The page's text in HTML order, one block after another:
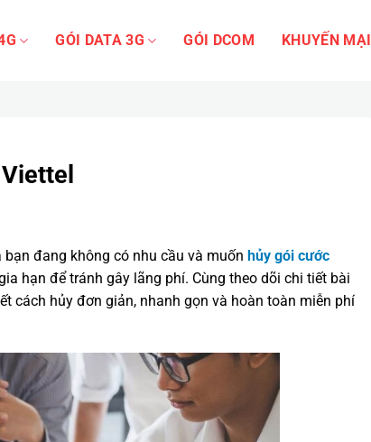
GÓI DATA 3G GÓI DCOM KHUYẾN MẠI
đang không có nhu cầu và muốn hủy gói cước
hạn để tránh gây lãng phí. Cùng theo dõi chi tiết bài
cách hủy đơn giản, nhanh gọn và hoàn toàn miễn phí